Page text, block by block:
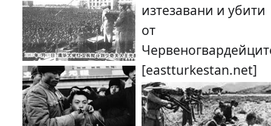
изтезавани и убити
от
[eastturkestan.net]